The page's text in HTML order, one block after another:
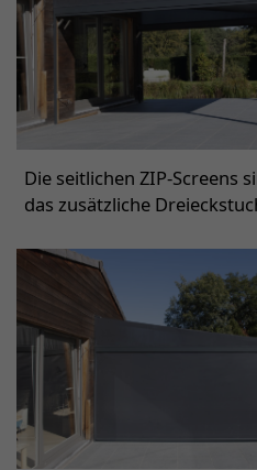
Die seitlichen ZIP-Screens
das zusätzliche